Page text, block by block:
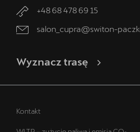
+48 68 478 69 15
salon_cupra@switon-
Wyznacz trasę
Kontakt